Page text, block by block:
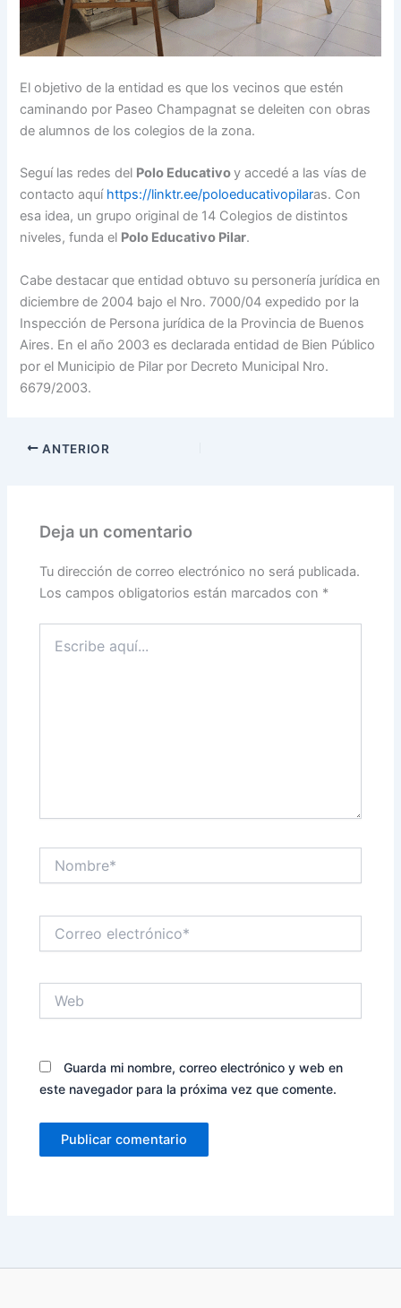
El objetivo de la entidad es que los vecinos que estén
caminando por Paseo Champagnat se deleiten con obras
de alumnos de los colegios de la zona.
Seguí las redes del Polo Educativoy accedé a las vías de
contacto aquí https://linktr.ee/poloeducativopilaras. Con
esa idea, un grupo original de 14 Colegios de distintos
niveles, funda el Polo Educativo Pilar.
Cabe destacar que entidad obtuvo su personería jurídica en
diciembre de 2004 bajo el Nro. 7000/04 expedido por la
Inspección de Persona jurídica de la Provincia de Buenos
Aires. En el año 2003 es declarada entidad de Bien Público
por el Municipio de Pilar por Decreto Municipal Nro.
6679/2003.
ANTERIOR
Deja un comentario
Tu dirección de correo electrónico no será publicada.
Los campos obligatorios están marcados con *
aquí...
electrónico*
Guarda mi nombre, correo electrónico y web en
este navegador para la próxima vez que comente.